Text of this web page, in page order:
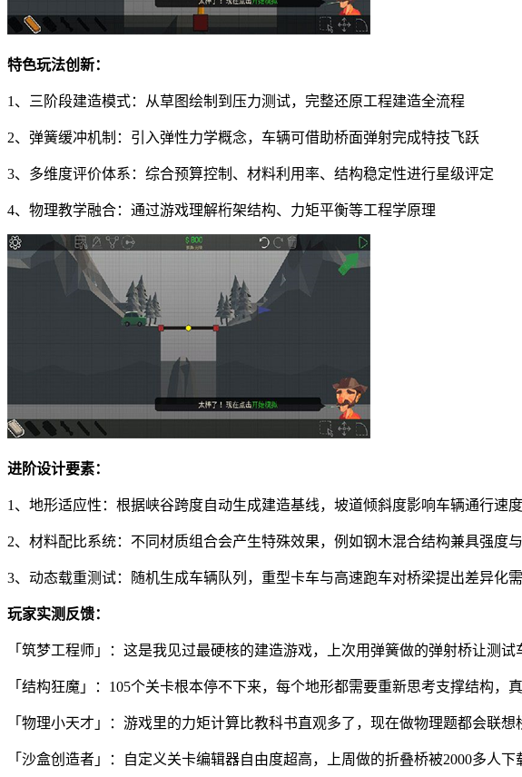
特色玩法创新：
1、三阶段建造模式：从草图绘制到压力测试，完整还原工程建造全流程
2、弹簧缓冲机制：引入弹性力学概念，车辆可借助桥面弹射完成特技飞跃
3、多维度评价体系：综合预算控制、材料利用率、结构稳定性进行星级评定
4、物理教学融合：通过游戏理解桁架结构、力矩平衡等工程学原理
进阶设计要素：
1、地形适应性：根据峡谷跨度自动生成建造基线，坡道倾斜度影响车辆通行速度
2、材料配比系统：不同材质组合会产生特殊效果，例如钢木混合结构兼具强度
3、动态载重测试：随机生成车辆队列，重型卡车与高速跑车对桥梁提出差异化
玩家实测反馈：
「筑梦工程师」：这是我见过最硬核的建造游戏，上次用弹簧做的弹射桥让测试
「结构狂魔」：105个关卡根本停不下来，每个地形都需要重新思考支撑结构，
「物理小天才」：游戏里的力矩计算比教科书直观多了，现在做物理题都会联想
「沙盒创造者」：自定义关卡编辑器自由度超高，上周做的折叠桥被2000多人下